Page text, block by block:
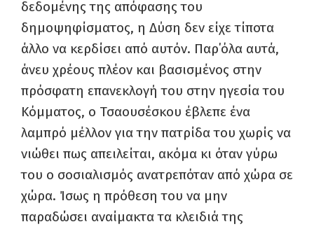
δεδομένης της απόφασης του
δημοψηφίσματος, η Δύση δεν είχε τίποτα
άλλο να κερδίσει από αυτόν. Παρ΄όλα αυτά,
άνευ χρέους πλέον και βασισμένος στην
πρόσφατη επανεκλογή του στην ηγεσία του
Κόμματος, ο Τσαουσέσκου έβλεπε ένα
λαμπρό μέλλον για την πατρίδα του χωρίς να
νιώθει πως απειλείται, ακόμα κι όταν γύρω
του ο σοσιαλισμός ανατρεπόταν από χώρα σε
χώρα. Ίσως η πρόθεση του να μην
παραδώσει αναίμακτα τα κλειδιά της